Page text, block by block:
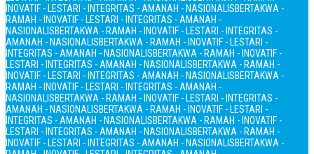
INOVATIF - LESTARI - INTEGRITAS - AMANAH - NASIONALISBERTAKWA -
RAMAH - INOVATIF - LESTARI - INTEGRITAS - AMANAH -
NASIONALISBERTAKWA - RAMAH - INOVATIF - LESTARI - INTEGRITAS -
AMANAH - NASIONALISBERTAKWA - RAMAH - INOVATIF - LESTARI -
INTEGRITAS - AMANAH - NASIONALISBERTAKWA - RAMAH - INOVATIF -
LESTARI - INTEGRITAS - AMANAH - NASIONALISBERTAKWA - RAMAH -
INOVATIF - LESTARI - INTEGRITAS - AMANAH - NASIONALISBERTAKWA -
RAMAH - INOVATIF - LESTARI - INTEGRITAS - AMANAH -
NASIONALISBERTAKWA - RAMAH - INOVATIF - LESTARI - INTEGRITAS -
AMANAH - NASIONALISBERTAKWA - RAMAH - INOVATIF - LESTARI -
INTEGRITAS - AMANAH - NASIONALISBERTAKWA - RAMAH - INOVATIF -
LESTARI - INTEGRITAS - AMANAH - NASIONALISBERTAKWA - RAMAH -
INOVATIF - LESTARI - INTEGRITAS - AMANAH - NASIONALISBERTAKWA -